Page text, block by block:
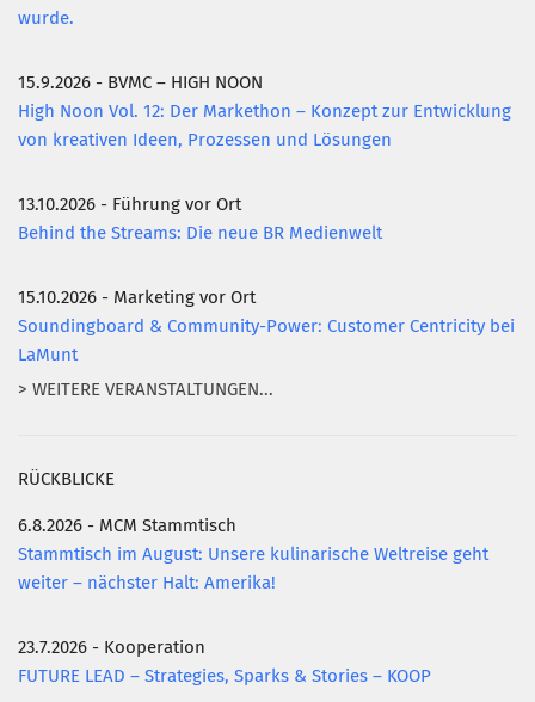
wurde.
15.9.2026 - BVMC – HIGH NOON
High Noon Vol. 12: Der Markethon – Konzept zur Entwicklung
von kreativen Ideen, Prozessen und Lösungen
13.10.2026 - Führung vor Ort
Behind the Streams: Die neue BR Medienwelt
15.10.2026 - Marketing vor Ort
Soundingboard & Community-Power: Customer Centricity bei
LaMunt
> WEITERE VERANSTALTUNGEN...
RÜCKBLICKE
6.8.2026 - MCM Stammtisch
Stammtisch im August: Unsere kulinarische Weltreise geht
weiter – nächster Halt: Amerika!
23.7.2026 - Kooperation
FUTURE LEAD – Strategies, Sparks & Stories – KOOP